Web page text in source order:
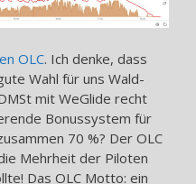
OLC. Ich denke, dass
Wahl für uns Wald-
mit WeGlide recht
Bonussystem für
70 %? Der OLC
Mehrheit der Piloten
Das OLC Motto: ein